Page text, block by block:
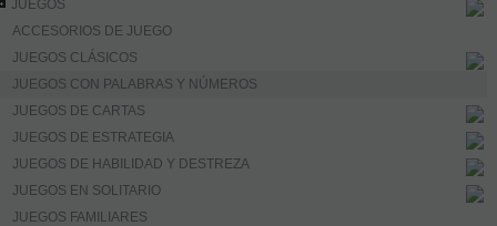
JUEGOS
ACCESORIOS DE JUEGO
JUEGOS CLÁSICOS
JUEGOS CON PALABRAS Y NÚMEROS
JUEGOS DE CARTAS
JUEGOS DE ESTRATEGIA
JUEGOS DE HABILIDAD Y DESTREZA
JUEGOS EN SOLITARIO
JUEGOS FAMILIARES